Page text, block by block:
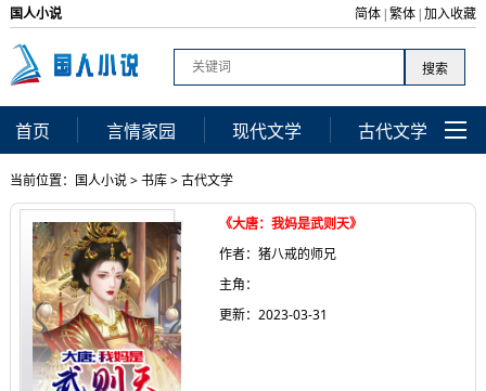
国人小说 简体 |繁体 |加入收藏
首页 言情家园 现代文学 古代文学
当前位置： 国人小说>书库>古代文学
《大唐：我妈是武则天》
作者：猪八戒的师兄
主角：
更新：2023-03-31